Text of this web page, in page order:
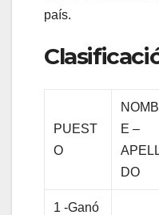
país.
PUEST
O
E –
DO
1 -Ganó